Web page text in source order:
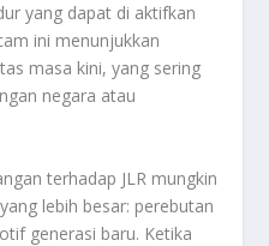
yang dapat di aktifkan
ini menunjukkan
masa kini, yang sering
negara atau
terhadap JLR mungkin
lebih besar: perebutan
generasi baru. Ketika